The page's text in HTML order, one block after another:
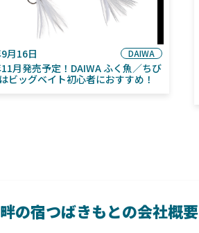
月16日 DAIWA
月発売予定！DAIWA ふく魚／ちび
ビッグベイト初心者におすすめ！
の宿つばきもとの会社概要